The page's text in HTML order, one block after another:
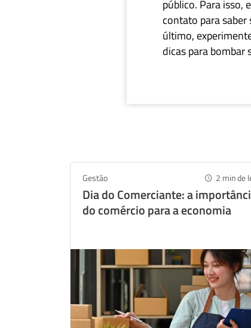
público. Para isso,
contato para
último,
dicas para bombar
Gestão 2 min de
Dia do Comerciante: a
do comércio para a economia